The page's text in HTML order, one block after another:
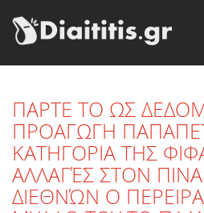
ΠΑΡΤΕ ΤΟ ΩΣ
ΠΡΟΑΓΩΓΗ
ΚΑΤΗΓΟΡΙΑ ΤΗΣ
ΑΛΛΑΓΈΣ ΣΤΟΝ
ΔΙΕΘΝΏΝ Ο ΠΕΡΕΙΡΑ